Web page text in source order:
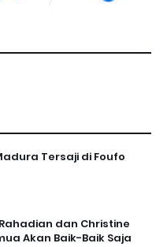
Tersaji di Foufo
dan Christine
Akan Baik-Baik Saja